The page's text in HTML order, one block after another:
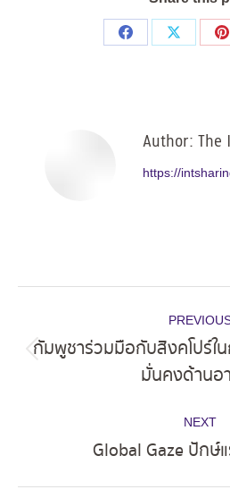
Share
Share
Author: The
https://
navigation
กัมพูชาร่วมมือกับสิงคโปร์ใ
มั่นคงด้านอ
NEXT
Global Gaze ปักษ์